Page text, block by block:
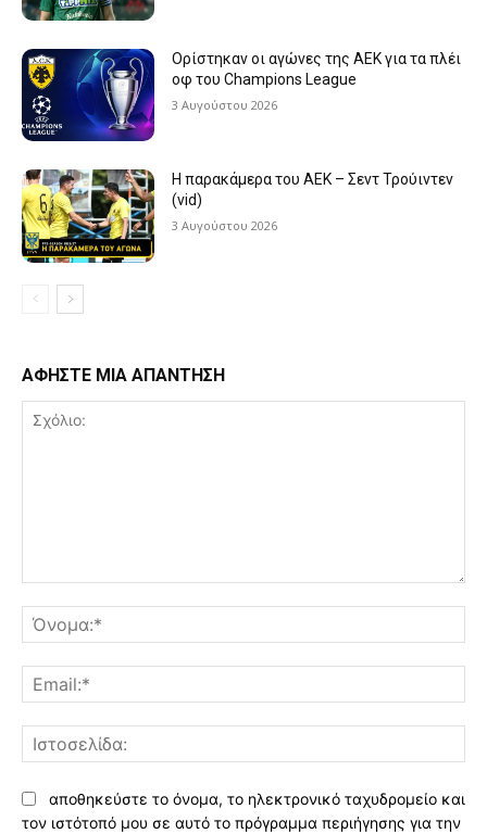
Ορίστηκαν οι αγώνες της ΑΕΚ για τα πλέι
οφ του Champions League
3 Αυγούστου 2026
Η παρακάμερα του ΑΕΚ – Σεντ Τρούιντεν
(vid)
3 Αυγούστου 2026
ΑΦΗΣΤΕ ΜΙΑ ΑΠΑΝΤΗΣΗ
αποθηκεύστε το όνομα, το ηλεκτρονικό ταχυδρομείο και
τον ιστότοπό μου σε αυτό το πρόγραμμα περιήγησης για την